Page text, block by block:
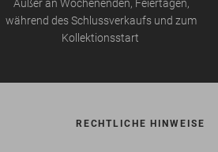
Außer an Wochenenden, Feiertagen,
während des Schlussverkaufs und zum
Kollektionsstart
RECHTLICHE HINWEISE